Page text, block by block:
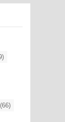
(66)